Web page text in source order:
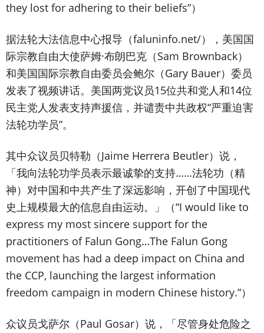
they lost for adhering to their beliefs”）
据法轮大法信息中心报导（faluninfo.net/），美国国
际宗教自由大使萨姆·布朗巴克（Sam Brownback）
和美国国际宗教自由委员会鲍尔（Gary Bauer）委员
发表了视频讲话。美国两党议员15位共和党人和14位
民主党人发表支持声援信，并谴责中共政权“严重迫害
法轮功学员”。
其中众议员贝特勒（Jaime Herrera Beutler）说，
「我向法轮功学员表示最诚挚的支持……法轮功（精
神）对中国和中共产生了深远影响，开创了中国现代
史上规模最大的信息自由运动。」（“I would like to
express my most sincere support for the
practitioners of Falun Gong…The Falun Gong
movement has had a deep impact on China and
the CCP, launching the largest information
freedom campaign in modern Chinese history.”）
众议员戈萨尔（Paul Gosar）说，「尽管身处危险之